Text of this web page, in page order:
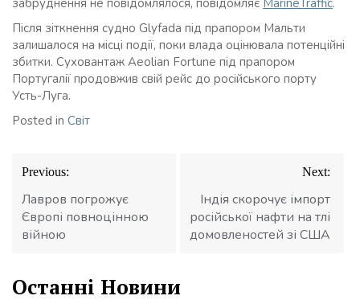
забруднення не повідомлялося, повідомляє MarineTraffic.
Після зіткнення судно Glyfada під прапором Мальти
залишалося на місці події, поки влада оцінювала потенційні
збитки. Суховантаж Aeolian Fortune під прапором
Португалії продовжив свій рейс до російського порту
Усть-Луга.
Posted in Світ
Навігація
записів
Previous:
Лавров погрожує
Європі повноцінною
війною
Next:
Індія скорочує імпорт
російської нафти на тлі
домовленостей зі США
Останні Новини